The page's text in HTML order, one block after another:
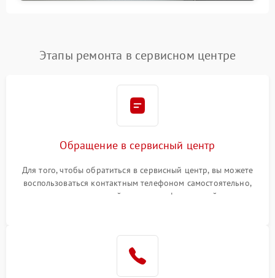
Этапы ремонта в сервисном центре
Обращение в сервисный центр
Для того, чтобы обратиться в сервисный центр, вы можете
воспользоваться контактным телефоном самостоятельно,
или оставить свой номер телефона на сайте